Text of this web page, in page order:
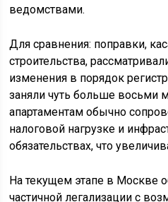
ведомствами.
Для сравнения: поправки,
строительства,
изменения в порядок
заняли чуть больше восьми
апартаментам обычно
налоговой нагрузке и
обязательствах, что
На текущем этапе в Москве
частичной легализации с